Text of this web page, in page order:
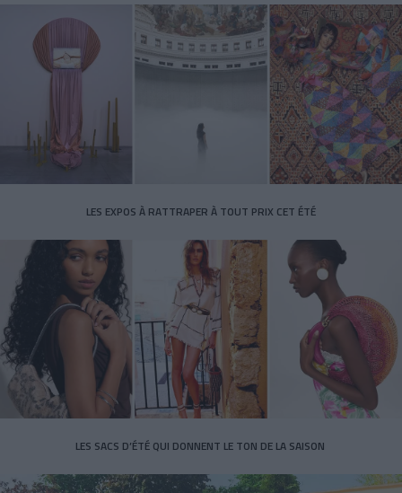
LES EXPOS À RATTRAPER À TOUT PRIX CET ÉTÉ
LES SACS D’ÉTÉ QUI DONNENT LE TON DE LA SAISON